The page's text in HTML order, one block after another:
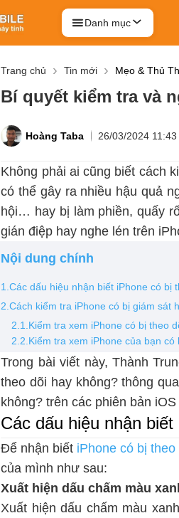
Danh mục
Trang chủ Tin mới Mẹo & Thủ
Bí quyết kiểm tra và
Hoàng Taba 26/03/2024
Không phải ai cũng biết cách
có thể gây ra nhiều hậu quả
hội… hay bị làm phiền, quấy
gián điệp hay nghe lén trên
Nội dung chính
1.Các dấu hiệu nhận biết iPhone có bị
2.Cách kiểm tra iPhone có bị giám sát
2.1.Kiểm tra xem iPhone có bị theo
2.2.Kiểm tra xem iPhone của bạn
Trong bài viết này, Thành
theo dõi hay không? thông
không? trên các phiên bản
Các dấu hiệu nhận
Để nhận biết iPhone có bị theo
của mình như sau:
Xuất hiện dấu chấm màu
Xuất hiện dấu chấm màu